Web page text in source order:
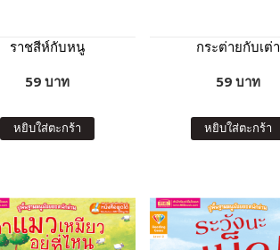
ราชสีห์กับหนู
59 บาท
หยิบใส่ตะกร้า
กระต่ายกับเต่า
59 บาท
หยิบใส่ตะกร้า